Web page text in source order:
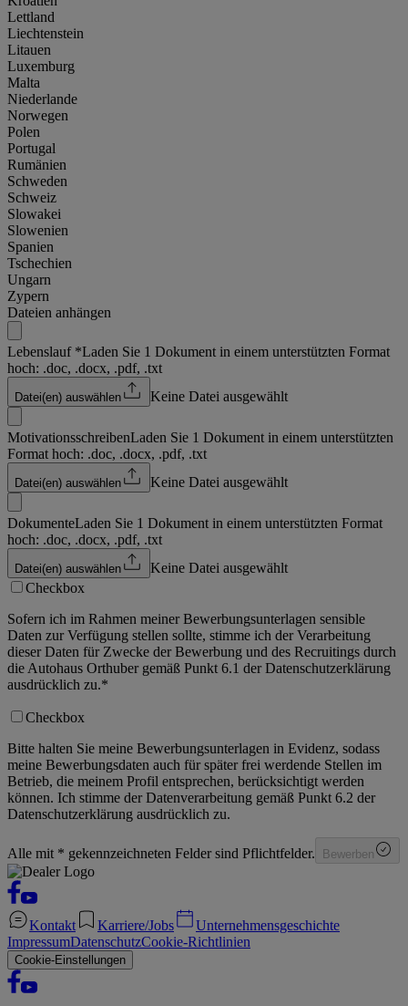
Lettland
Liechtenstein
Litauen
Luxemburg
Malta
Niederlande
Norwegen
Polen
Portugal
Rumänien
Schweden
Schweiz
Slowakei
Slowenien
Spanien
Tschechien
Ungarn
Zypern
Dateien anhängen
Lebenslauf*Laden Sie 1 Dokument in einem unterstützten Format
hoch: .doc, .docx, .pdf, .txt
Datei(en) auswählen Keine Datei ausgewählt
MotivationsschreibenLaden Sie 1 Dokument in einem unterstützten
Format hoch: .doc, .docx, .pdf, .txt
Datei(en) auswählen Keine Datei ausgewählt
DokumenteLaden Sie 1 Dokument in einem unterstützten Format
hoch: .doc, .docx, .pdf, .txt
Datei(en) auswählen
Keine Datei ausgewählt
Checkbox
Sofern ich im Rahmen meiner Bewerbungsunterlagen sensible
Daten zur Verfügung stellen sollte, stimme ich der Verarbeitung
dieser Daten für Zwecke der Bewerbung und des Recruitings durch
die Autohaus Orthuber gemäß Punkt 6.1 der Datenschutzerklärung
ausdrücklich zu.*
Checkbox
Bitte halten Sie meine Bewerbungsunterlagen in Evidenz, sodass
meine Bewerbungsdaten auch für später frei werdende Stellen im
Betrieb, die meinem Profil entsprechen, berücksichtigt werden
können. Ich stimme der Datenverarbeitung gemäß Punkt 6.2 der
Datenschutzerklärung ausdrücklich zu.
Alle mit * gekennzeichneten Felder sind Pflichtfelder. Bewerben
Kontakt Karriere/Jobs
Unternehmensgeschichte
ImpressumDatenschutzCookie-Richtlinien
Cookie-Einstellungen